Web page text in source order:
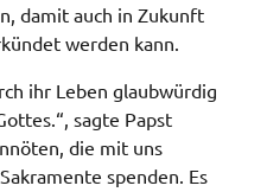
damit auch in Zukunft
werden kann.
ihr Leben glaubwürdig
sagte Papst
die mit uns
spenden. Es